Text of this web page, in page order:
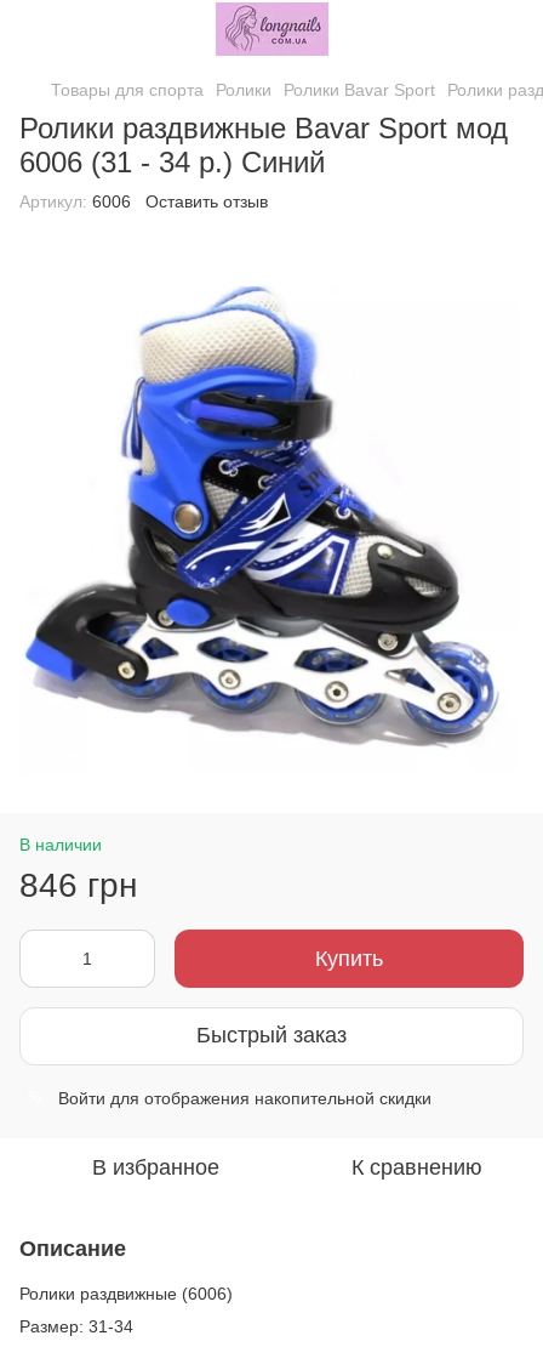
Товары для спорта Ролики Ролики Bavar Sport Ролики
Ролики раздвижные Bavar Sport мод
6006 (31 - 34 р.) Синий
Артикул: 6006 Оставить отзыв
В наличии
846 грн
Купить
Быстрый заказ
Войти для отображения накопительной скидки
В избранное К сравнению
Описание
Ролики раздвижные (6006)
Размер: 31-34